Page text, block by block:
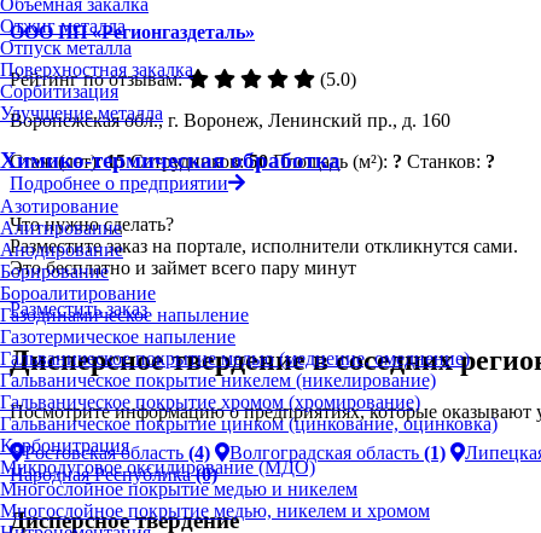
Отжиг металла
Отпуск металла
Поверхностная закалка
Сорбитизация
Улучшение металла
Химико-термическая обработка
Азотирование
Алитирование
Анодирование
Борирование
Бороалитирование
Газодинамическое напыление
Газотермическое напыление
Гальваническое покрытие медью (меднение, омеднение)
Гальваническое покрытие никелем (никелирование)
Гальваническое покрытие хромом (хромирование)
Гальваническое покрытие цинком (цинкование, оцинковка)
Карбонитрация
Микродуговое оксидирование (МДО)
Многослойное покрытие медью и никелем
Многослойное покрытие медью, никелем и хромом
ООО ПП «Регионгаздеталь»
Рейтинг по отзывам:
(5.0)
Воронежская обл., г. Воронеж, Ленинский пр., д. 160
Стаж (лет):15 Сотрудников:50 Площадь (м²): ? Станков: ?
Подробнее о предприятии
Что нужно сделать?
Разместите заказ на портале, исполнители откликнутся сами.
Это бесплатно и займет всего пару минут
Разместить заказ
Дисперсное твердение в соседних
Посмотрите информацию о предприятиях, которые оказывают
Ростовская область (4) Волгоградская область (1)
Народная Республика(0)
Дисперсное твердение